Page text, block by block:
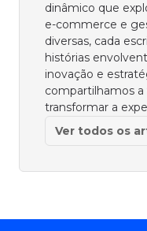
dinâmico que
e-commerce e
diversas, cada
histórias
inovação e
compartilhamos
transformar a
Ver todos os